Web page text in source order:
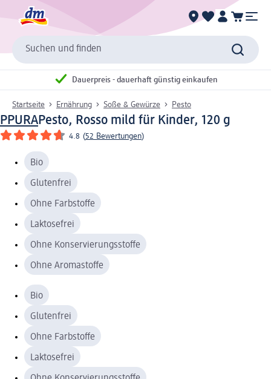
Suchen und finden
Dauerpreis - dauerhaft günstig einkaufen
Startseite Ernährung Soße & Gewürze Pesto
PPURAPesto, Rosso mild für Kinder, 120 g
4.8 (52 Bewertungen)
Bio
Glutenfrei
Ohne Farbstoffe
Laktosefrei
Ohne Konservierungsstoffe
Ohne Aromastoffe
Bio
Glutenfrei
Ohne Farbstoffe
Laktosefrei